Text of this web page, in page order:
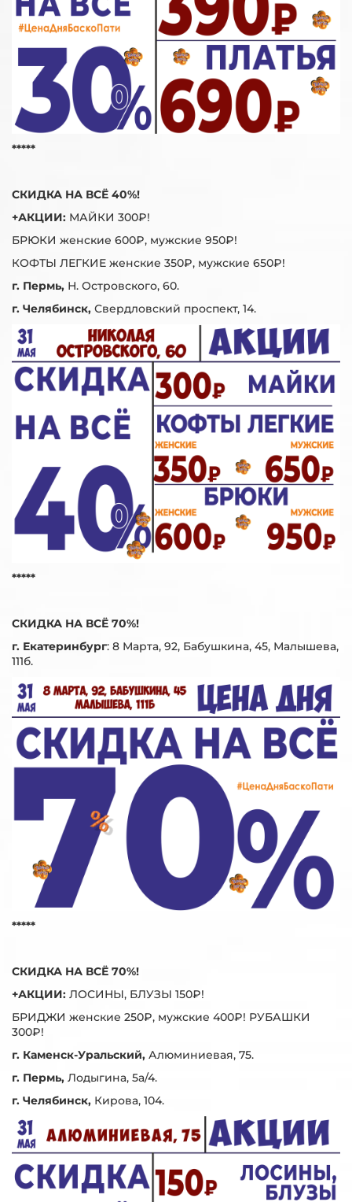
*****
СКИДКА НА ВСЁ 40%!
+АКЦИИ: МАЙКИ 300₽!
БРЮКИ женские 600₽, мужские 950₽!
КОФТЫ ЛЕГКИЕ женские 350₽, мужские 650₽!
г. Пермь, Н. Островского, 60.
г. Челябинск, Свердловский проспект, 14.
*****
СКИДКА НА ВСЁ 70%!
г. Екатеринбург: 8 Марта, 92, Бабушкина, 45, Малышева,
111б.
*****
СКИДКА НА ВСЁ 70%!
+АКЦИИ: ЛОСИНЫ, БЛУЗЫ 150₽!
БРИДЖИ женские 250₽, мужские 400₽! РУБАШКИ
300₽!
г. Каменск-Уральский, Алюминиевая, 75.
г. Пермь, Лодыгина, 5а/4.
г. Челябинск, Кирова, 104.